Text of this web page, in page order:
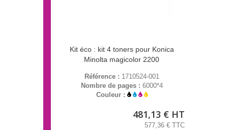
Kit éco : kit 4 toners pour Konica
Minolta magicolor 2200
Référence : 1710524-001
Nombre de pages : 6000*4
Couleur :
481,13 € HT
577,36 € TTC